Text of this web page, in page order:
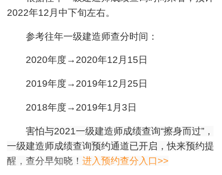
2022年12月中下旬左右。
参考往年一级建造师查分时间：
2020年度→2020年12月15日
2019年度→2019年12月25日
2018年度→2019年1月3日
害怕与2021一级建造师成绩查询“擦身而过”，
一级建造师成绩查询预约通道已开启，快来预约提
醒，查分早知晓！进入预约查分入口>>